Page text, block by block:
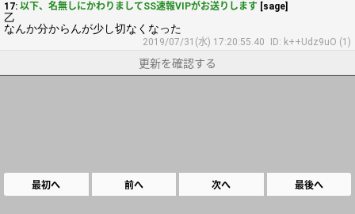
17: 以下、名無しにかわりましてSS速報VIPがお送りします [sage]
乙
なんか分からんが少し切なくなった
2019/07/31(水) 17:20:55.40 ID: k++Udz9uO (1)
更新を確認する
最初へ 前へ 次へ 最後へ